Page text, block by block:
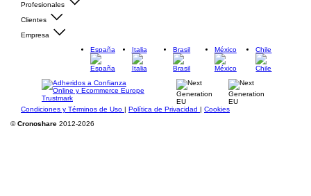
Profesionales
Clientes
Empresa
España
Italia Brasil México Chile
Condiciones y Términos de Uso | Política de Privacidad | Cookies
©Cronoshare 2012-2026